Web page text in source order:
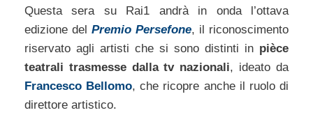
Questa sera su Rai1 andrà in onda l’ottava
edizione del Premio Persefone, il riconoscimento
riservato agli artisti che si sono distinti in pièce
teatrali trasmesse dalla tv nazionali, ideato da
Francesco Bellomo, che ricopre anche il ruolo di
direttore artistico.